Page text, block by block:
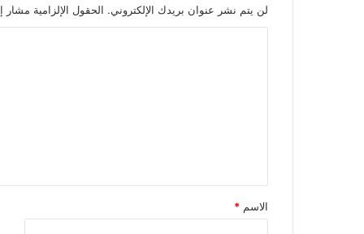
لن يتم نشر عنوان بريدك الإلكتروني. الحقول الإلزامية مشار
الاسم *